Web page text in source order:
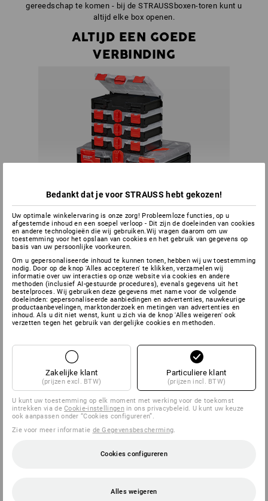
gereedschap te komen - bij de STRAUSSboxen-toren kunt u
altijd elke box openen.
ALTIJD EEN GOEDE
VERBINDING
Binnen het systeem kan elke box met elke willekeurige
STRAUSSbox worden verbonden. Aan creativiteit en
individuele behoeften zijn hierbij vrijwel geen grenzen
gesteld.
Bedankt dat je voor STRAUSS hebt gekozen!
Uw optimale winkelervaring is onze zorg! Probleemloze functies, op u
afgestemde inhoud en een soepel verloop - Dit zijn de doeleinden van cookies
en andere technologieën die wij gebruiken.Wij vragen daarom om uw
toestemming voor het opslaan van cookies en het gebruik van gegevens op
basis van uw persoonlijke voorkeuren.
Om u gepersonaliseerde inhoud te kunnen tonen, hebben wij uw toestemming
nodig. Door op de knop 'Alles accepteren' te klikken, verzamelen wij
informatie over uw interacties op onze website via cookies en andere
methoden (inclusief AI-gestuurde procedures), evenals gegevens uit het
bestelproces. Wij gebruiken deze gegevens met name voor de volgende
doeleinden: gepersonaliseerde aanbiedingen en advertenties, nauwkeurige
productaanbevelingen, marktonderzoek en metingen van advertenties en
inhoud. Als u dit niet wenst, kunt u zich via de knop 'Alles weigeren' ook
verzetten tegen het gebruik van dergelijke cookies en methoden.
Zakelijke klant
(prijzen excl. BTW)
Particuliere klant
(prijzen incl. BTW)
U kunt uw toestemming op elk moment met werking voor de toekomst
intrekken via deCookie-instellingenin ons privacybeleid. U kunt uw keuze
ook aanpassen onder “Cookies configureren”.
Zie voor meer informatie de Gegevensbescherming
Cookies configureren
Alles weigeren